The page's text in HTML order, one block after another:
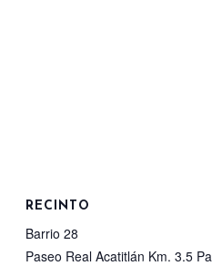
RECINTO
Barrio 28
Paseo Real Acatitlán Km. 3.5